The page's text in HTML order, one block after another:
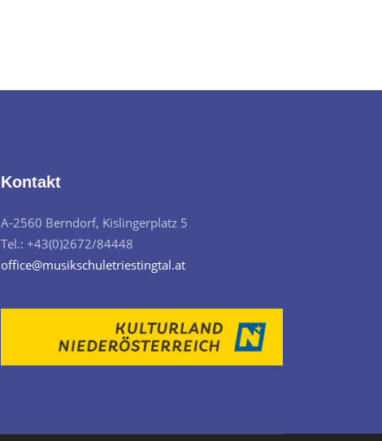
Kontakt
A-2560 Berndorf, Kislingerplatz 5
Tel.: +43(0)2672/84448
office@musikschuletriestingtal.at